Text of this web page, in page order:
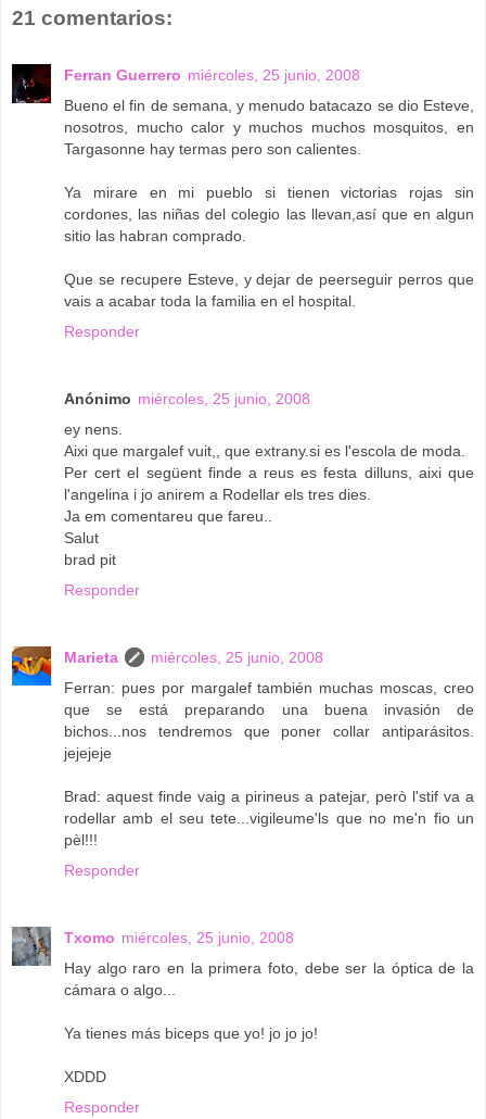
21 comentarios:
Ferran Guerrero miércoles, 25 junio, 2008
Bueno el fin de semana, y menudo batacazo se dio Esteve,
nosotros, mucho calor y muchos muchos mosquitos, en
Targasonne hay termas pero son calientes.
Ya mirare en mi pueblo si tienen victorias rojas sin
cordones, las niñas del colegio las llevan,así que en algun
sitio las habran comprado.
Que se recupere Esteve, y dejar de peerseguir perros que
vais a acabar toda la familia en el hospital.
Responder
Anónimo miércoles, 25 junio, 2008
ey nens.
Aixi que margalef vuit,, que extrany.si es l'escola de moda.
Per cert el següent finde a reus es festa dilluns, aixi que
l'angelina i jo anirem a Rodellar els tres dies.
Ja em comentareu que fareu..
Salut
brad pit
Responder
Marieta
miércoles, 25 junio, 2008
Ferran: pues por margalef también muchas moscas, creo
que se está preparando una buena invasión de
bichos...nos tendremos que poner collar antiparásitos.
jejejeje
Brad: aquest finde vaig a pirineus a patejar, però l'stif va a
rodellar amb el seu tete...vigileume'ls que no me'n fio un
pèl!!!
Responder
Txomo miércoles, 25 junio, 2008
Hay algo raro en la primera foto, debe ser la óptica de la
cámara o algo...
Ya tienes más biceps que yo! jo jo jo!
XDDD
Responder